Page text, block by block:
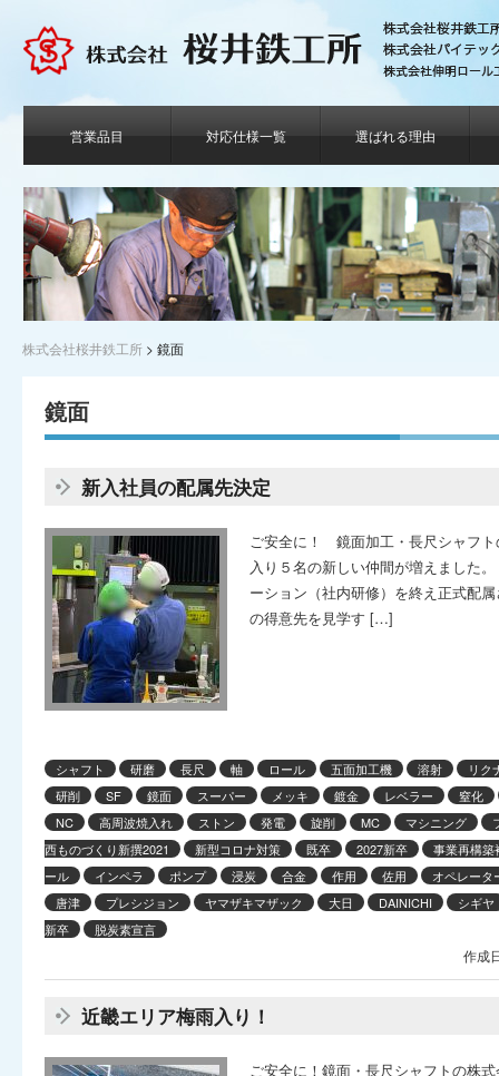
営業品目 対応仕様一覧 選ばれる理由
株式会社桜井鉄工所 > 鏡面
鏡面
新入社員の配属先決定
ご安全に！ 鏡面加工・長尺シャフ
入り５名の新しい仲間が増えました
ーション（社内研修）を終え正式配
の得意先を見学す […]
シャフト 研磨 長尺 軸 ロール 五面加工機 溶射
リク
研削
SF 鏡面 スーパー メッキ 鍍金 レベラー
窒化
NC
高周波焼入れ ストン 発電 旋削 MC マシニング
西ものづくり新撰2021
新型コロナ対策 既卒 2027新卒
事業再構築
ール
インペラ ポンプ 浸炭 合金 作用 佐用
オペレータ
唐津
プレシジョン ヤマザキマザック 大日 DAINICHI
シギヤ
新卒
脱炭素宣言
作成
近畿エリア梅雨入り！
ご安全に！鏡面・長尺シャフトの株